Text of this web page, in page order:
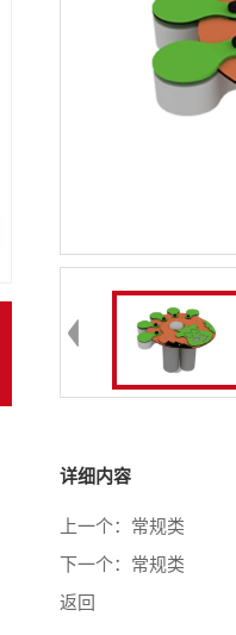
详细内容
上一个： 常规类
下一个： 常规类
返回